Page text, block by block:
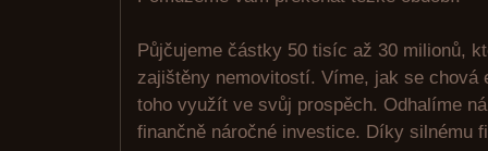
Půjčujeme částky 50 tisíc až 30 milionů,
zajištěny nemovitostí. Víme, jak se chová
toho využít ve svůj prospěch. Odhalíme
finančně náročné investice. Díky silnému